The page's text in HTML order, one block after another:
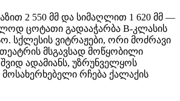
2 550 მმ და სიმაღლით 1 620 მმ —
ცოტათი გადააჭარბა B-კლასის
სქლესის ვიტრაჟები, ორი მოძრავი
მსგავსად მოწყობილი
ადამიანს, უზრუნველყოს
რჩება ქალაქის